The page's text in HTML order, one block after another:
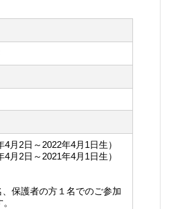
4月2日～2022年4月1日生）
4月2日～2021年4月1日生）
保護者の方１名でのご参加